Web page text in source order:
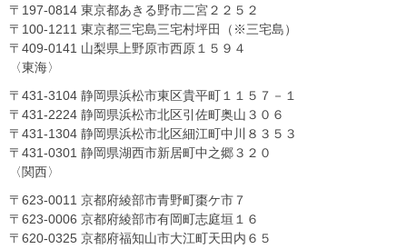
〒197-0814 東京都あきる野市二宮２２５２
〒100-1211 東京都三宅島三宅村坪田（※三宅島）
〒409-0141 山梨県上野原市西原１５９４
〈東海〉
〒431-3104 静岡県浜松市東区貴平町１１５７－１
〒431-2224 静岡県浜松市北区引佐町奥山３０６
〒431-1304 静岡県浜松市北区細江町中川８３５３
〒431-0301 静岡県湖西市新居町中之郷３２０
〈関西〉
〒623-0011 京都府綾部市青野町棗ケ市７
〒623-0006 京都府綾部市有岡町志庭垣１６
〒620-0325 京都府福知山市大江町天田内６５